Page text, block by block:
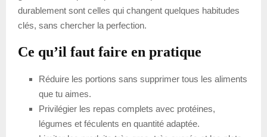
durablement sont celles qui changent quelques habitudes
clés, sans chercher la perfection.
Ce qu’il faut faire en pratique
Réduire les portions sans supprimer tous les aliments
que tu aimes.
Privilégier les repas complets avec protéines,
légumes et féculents en quantité adaptée.